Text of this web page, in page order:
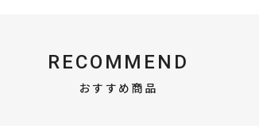
RECOMMEND
おすすめ商品